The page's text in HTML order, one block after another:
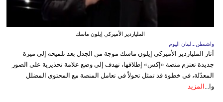
الملياردير الأميركي إيلون ماسك
واشنطن ـ لبنان اليوم
أثار الملياردير الأميركي إيلون ماسك موجة من الجدل بعد تلميحه إلى ميزة
جديدة تعتزم منصة «إكس» إطلاقها، تهدف إلى وضع علامة تحذيرية على الصور
المعدّلة، في خطوة قد تمثل تحولاً في تعامل المنصة مع المحتوى المضلل
وا... المزيد